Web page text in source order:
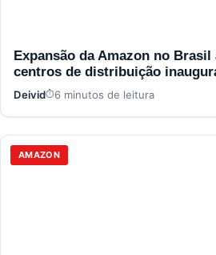
Expansão da Amazon no Brasil
centros de distribuição
Deivid 6 minutos de leitura
AMAZON